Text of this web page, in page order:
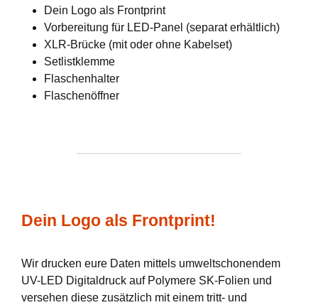
Dein Logo als Frontprint
Vorbereitung für LED-Panel (separat erhältlich)
XLR-Brücke (mit oder ohne Kabelset)
Setlistklemme
Flaschenhalter
Flaschenöffner
Dein Logo als Frontprint!
Wir drucken eure Daten mittels umweltschonendem
UV-LED Digitaldruck auf Polymere SK-Folien und
versehen diese zusätzlich mit einem tritt- und